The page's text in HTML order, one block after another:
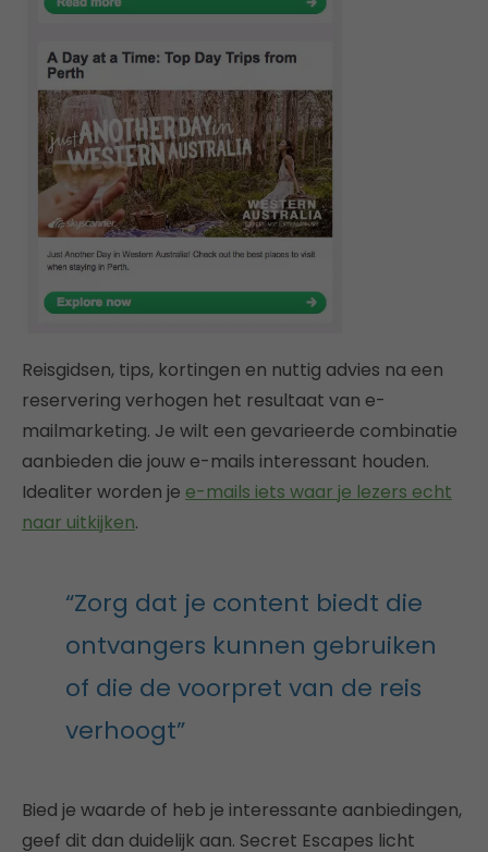
Reisgidsen, tips, kortingen en nuttig advies na een
reservering verhogen het resultaat van e-
mailmarketing. Je wilt een gevarieerde combinatie
aanbieden die jouw e-mails interessant houden.
Idealiter worden je e-mails iets waar je lezers echt
naar uitkijken.
“Zorg dat je content biedt die
ontvangers kunnen gebruiken
of die de voorpret van de reis
verhoogt”
Bied je waarde of heb je interessante aanbiedingen,
geef dit dan duidelijk aan. Secret Escapes licht